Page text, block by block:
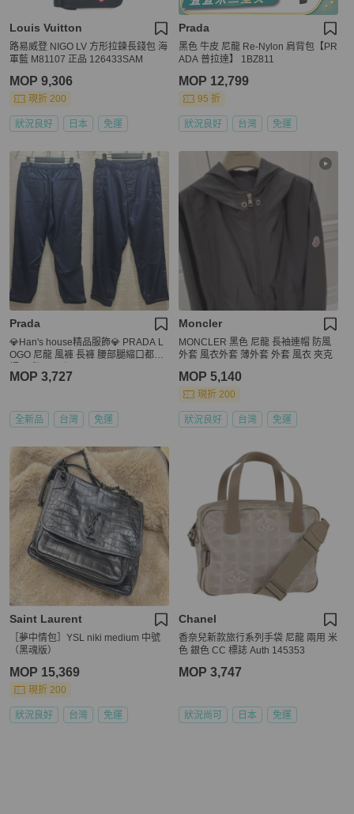
Louis Vuitton
路易威登 NIGO LV 方形拉鍊長錢包 海
軍藍 M81107 正品 126433SAM
MOP 9,306
現折 200
狀況良好 日本 免運
Prada
黑色 牛皮 尼龍 Re-Nylon 肩背包【PR
ADA 普拉達】 1BZ811
MOP 12,799
95 折
狀況良好 台灣 免運
Prada
💎Han's house精品服飾💎 PRADA L
OGO 尼龍 風褲 長褲 腰部腿縮口都可
MOP 3,727
全新品 台灣 免運
Moncler
MONCLER 黑色 尼龍 長袖連帽 防風
外套 風衣外套 薄外套 外套 風衣 夾克
MOP 5,140
現折 200
狀況良好 台灣 免運
Saint Laurent
［夢中情包］YSL niki medium 中號
（黑魂版）
MOP 15,369
現折 200
狀況良好 台灣 免運
Chanel
香奈兒新款旅行系列手袋 尼龍 兩用 米
色 銀色 CC 標誌 Auth 145353
MOP 3,747
狀況尚可 日本 免運